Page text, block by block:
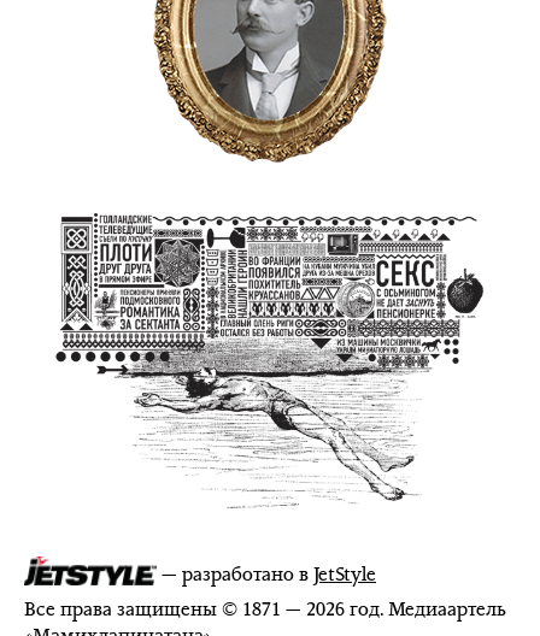
— разработано вJetStyle
Все права защищены © 1871 — 2026 год. Медиаартель